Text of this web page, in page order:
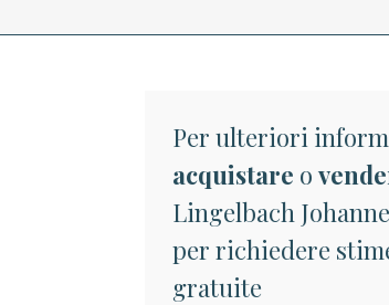
Per ulteriori
acquistare o
Lingelbach
per richiedere
gratuite